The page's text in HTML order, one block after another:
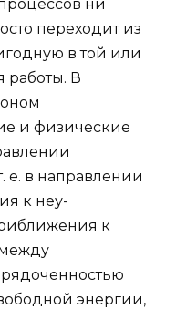
ни
переходит из
в той или
работы. В
и физические
е. в направлении
к неу-
к
энергии,